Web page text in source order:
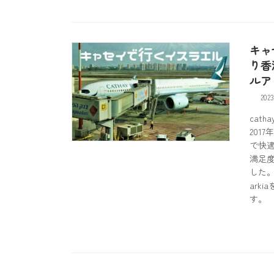
キ
り
ル
2017
で快
満足
した
arkia
す。